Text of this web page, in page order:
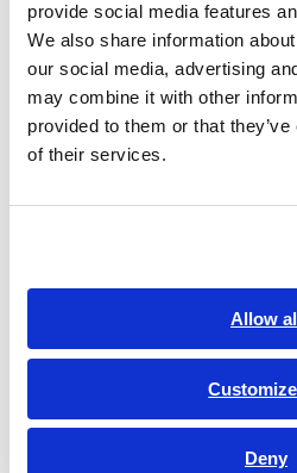
provide social media features
We also share information
our social media, advertising
may combine it with other
provided to them or that
of their services.
Allow
Customize
Deny
測定電極
以下は、弊社の測定電極が主に参
平板試料用電極 SME-8310
液体試料用電極 SME-8330
分銅電極 SME-8320*